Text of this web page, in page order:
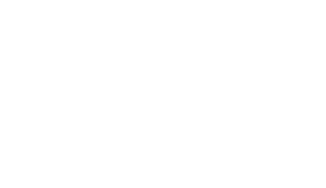
Stones
paradis